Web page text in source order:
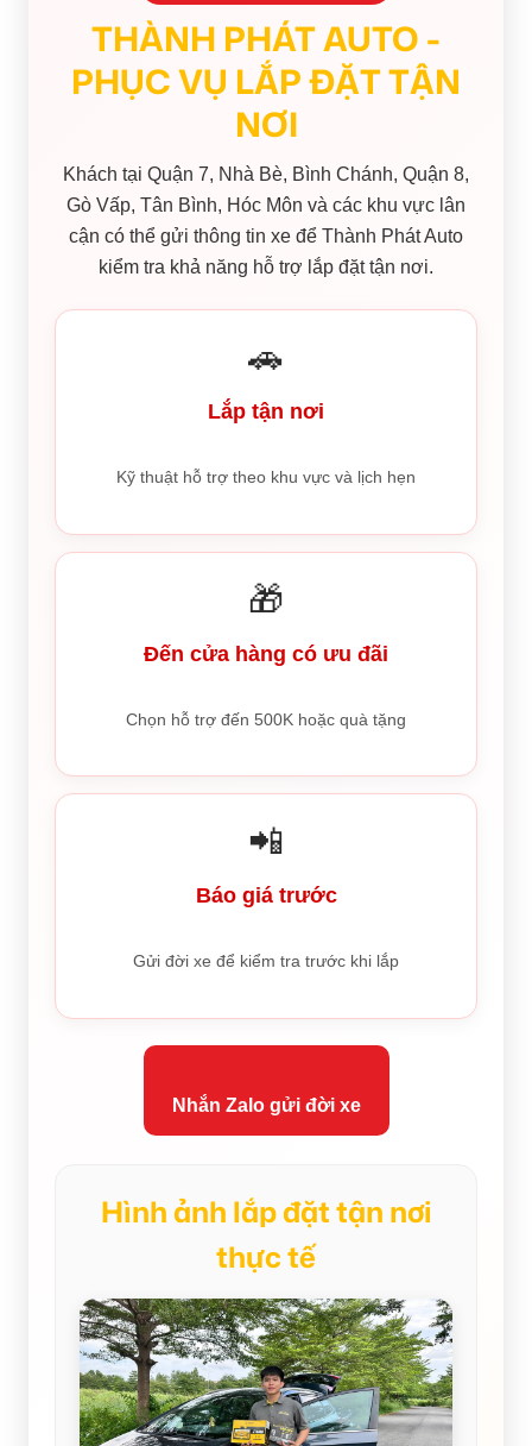
THÀNH PHÁT AUTO -
PHỤC VỤ LẮP ĐẶT TẬN
NƠI
Khách tại Quận 7, Nhà Bè, Bình Chánh, Quận 8,
Gò Vấp, Tân Bình, Hóc Môn và các khu vực lân
cận có thể gửi thông tin xe để Thành Phát Auto
kiểm tra khả năng hỗ trợ lắp đặt tận nơi.
🚗
Lắp tận nơi
Kỹ thuật hỗ trợ theo khu vực và lịch hẹn
🎁
Đến cửa hàng có ưu đãi
Chọn hỗ trợ đến 500K hoặc quà tặng
📲
Báo giá trước
Gửi đời xe để kiểm tra trước khi lắp
Nhắn Zalo gửi đời xe
Hình ảnh lắp đặt tận nơi
thực tế